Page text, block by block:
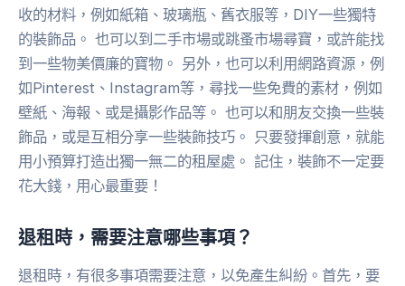
收的材料，例如紙箱、玻璃瓶、舊衣服等，DIY一些獨特
的裝飾品。 也可以到二手市場或跳蚤市場尋寶，或許能找
到一些物美價廉的寶物。 另外，也可以利用網路資源，例
如Pinterest、Instagram等，尋找一些免費的素材，例如
壁紙、海報、或是攝影作品等。 也可以和朋友交換一些裝
飾品，或是互相分享一些裝飾技巧。 只要發揮創意，就能
用小預算打造出獨一無二的租屋處。 記住，裝飾不一定要
花大錢，用心最重要！
退租時，需要注意哪些事項？
退租時，有很多事項需要注意，以免產生糾紛。首先，要